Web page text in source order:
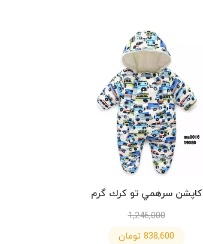
كاپشن سرهمي تو كرك گرم
1,246,000
838,600 تومان